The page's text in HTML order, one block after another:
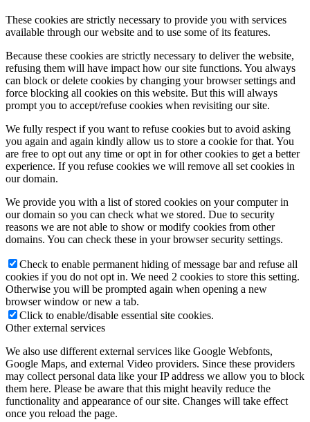
These cookies are strictly necessary to provide you with services
available through our website and to use some of its features.
Because these cookies are strictly necessary to deliver the website,
refusing them will have impact how our site functions. You always
can block or delete cookies by changing your browser settings and
force blocking all cookies on this website. But this will always
prompt you to accept/refuse cookies when revisiting our site.
We fully respect if you want to refuse cookies but to avoid asking
you again and again kindly allow us to store a cookie for that. You
are free to opt out any time or opt in for other cookies to get a better
experience. If you refuse cookies we will remove all set cookies in
our domain.
We provide you with a list of stored cookies on your computer in
our domain so you can check what we stored. Due to security
reasons we are not able to show or modify cookies from other
domains. You can check these in your browser security settings.
Check to enable permanent hiding of message bar and refuse all
cookies if you do not opt in. We need 2 cookies to store this setting.
Otherwise you will be prompted again when opening a new
browser window or new a tab.
Click to enable/disable essential site cookies.
Other external services
We also use different external services like Google Webfonts,
Google Maps, and external Video providers. Since these providers
may collect personal data like your IP address we allow you to block
them here. Please be aware that this might heavily reduce the
functionality and appearance of our site. Changes will take effect
once you reload the page.